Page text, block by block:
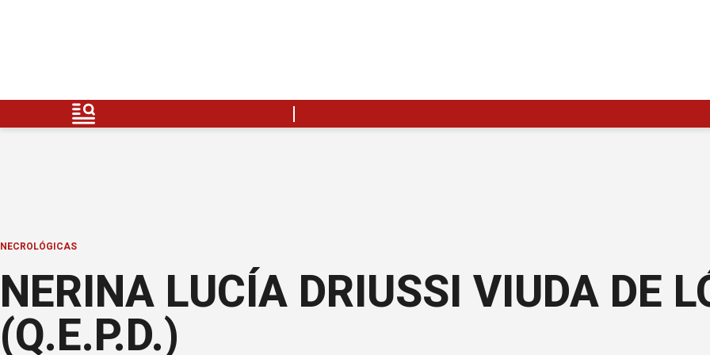
NECROLÓGICAS
NERINA LUCÍA DRIUSSI VIUDA DE
(Q.E.P.D.)